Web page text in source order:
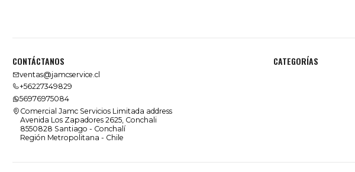
CONTÁCTANOS
ventas@jamcservice.cl
+56227349829
56976975084
Comercial Jamc Servicios Limitada address
Avenida Los Zapadores 2625, Conchali
8550828 Santiago - Conchalí
Región Metropolitana - Chile
CATEGORÍAS